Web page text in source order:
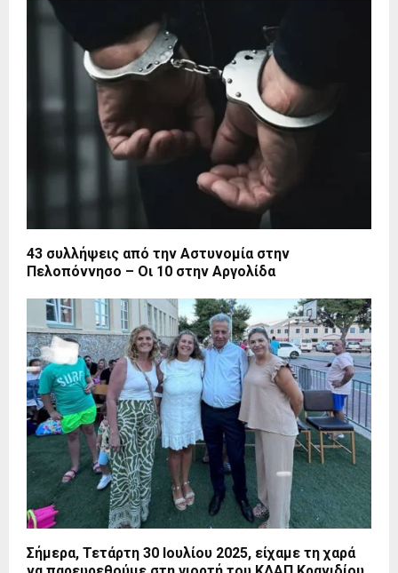
43 συλλήψεις από την Αστυνομία στην
Πελοπόννησο – Οι 10 στην Αργολίδα
Σήμερα, Τετάρτη 30 Ιουλίου 2025, είχαμε τη χαρά